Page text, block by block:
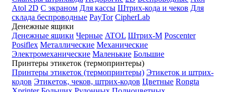
Atol 2D С экраном Для кассы Штрих-кода и чеков Для
склада беспроводные PayTor CipherLab
Денежные ящики
Денежные ящики Черные ATOL Штрих-М Poscenter
Posiflex Металлические Механические
Электромеханические Маленькие Большие
Принтеры этикеток (термопринтеры)
Принтеры этикеток (термопринтеры) Этикеток и штрих-
кодов Этикеток, чеков, штрих-кодов Цветные Rongta